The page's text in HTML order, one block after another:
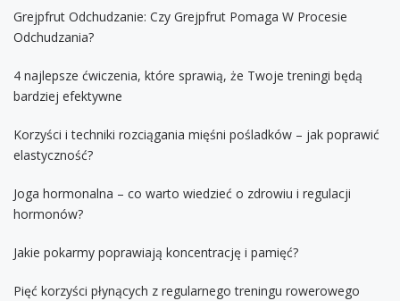
Grejpfrut Odchudzanie: Czy Grejpfrut Pomaga W Procesie
Odchudzania?
4 najlepsze ćwiczenia, które sprawią, że Twoje treningi będą
bardziej efektywne
Korzyści i techniki rozciągania mięśni pośladków – jak poprawić
elastyczność?
Joga hormonalna – co warto wiedzieć o zdrowiu i regulacji
hormonów?
Jakie pokarmy poprawiają koncentrację i pamięć?
Pięć korzyści płynących z regularnego treningu rowerowego